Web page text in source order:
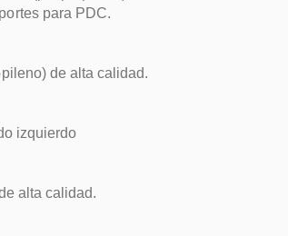
para PDC.
de alta calidad.
izquierdo
alta calidad.